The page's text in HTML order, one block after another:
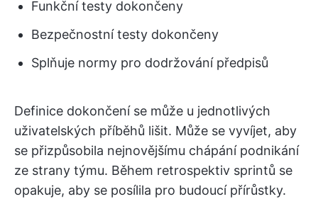
Funkční testy dokončeny
Bezpečnostní testy dokončeny
Splňuje normy pro dodržování předpisů
Definice dokončení se může u jednotlivých
uživatelských příběhů lišit. Může se vyvíjet, aby
se přizpůsobila nejnovějšímu chápání podnikání
ze strany týmu. Během retrospektiv sprintů se
opakuje, aby se posílila pro budoucí přírůstky.